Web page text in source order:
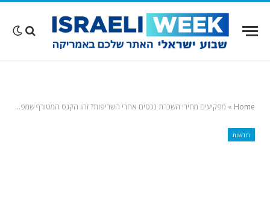
Home
» מפקיעים מחירי השכרת נכסים אחרי השריפות? זהו הקנס המטורף שמפקחי מחוז לוס אנג'לס יטילו עליכם
חדשות